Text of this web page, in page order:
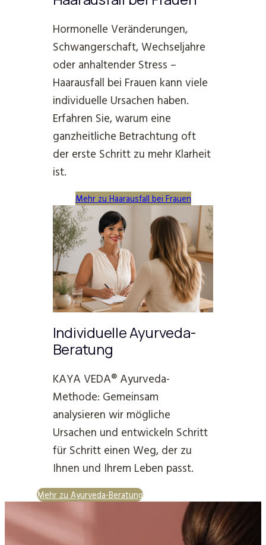
Hormonelle Veränderungen,
Schwangerschaft, Wechseljahre
oder anhaltender Stress –
Haarausfall bei Frauen kann viele
individuelle Ursachen haben.
Erfahren Sie, warum eine
ganzheitliche Betrachtung oft
der erste Schritt zu mehr Klarheit
ist.
Mehr zu Haarausfall bei Frauen
Individuelle Ayurveda-
Beratung
KAYA VEDA® Ayurveda-
Methode: Gemeinsam
analysieren wir mögliche
Ursachen und entwickeln Schritt
für Schritt einen Weg, der zu
Ihnen und Ihrem Leben passt.
Mehr zu Ayurveda-Beratung